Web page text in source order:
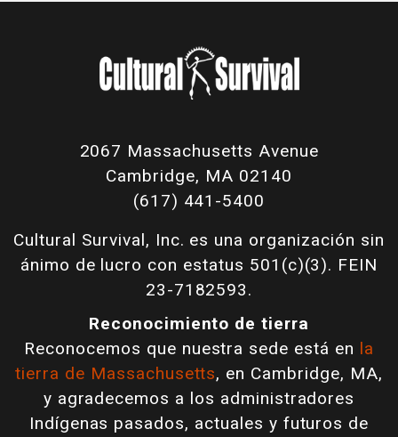
2067 Massachusetts Avenue
Cambridge, MA 02140
(617) 441-5400
Cultural Survival, Inc. es una organización sin
ánimo de lucro con estatus 501(c)(3). FEIN
23-7182593.
Reconocimiento de tierra
Reconocemos que nuestra sede está en la
tierra de Massachusetts, en Cambridge, MA,
y agradecemos a los administradores
Indígenas pasados, actuales y futuros de